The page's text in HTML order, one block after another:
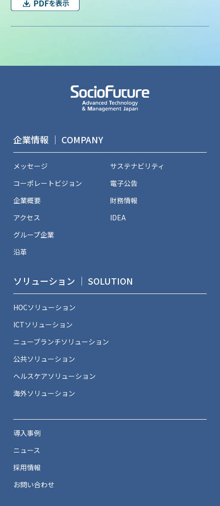
企業情報 ｜ COMPANY
メッセージ
コーポレートビジョン
企業概要
アクセス
グループ企業
沿革
サステナビリティ
電子公告
財務情報
IDEA
ソリューション ｜ SOLUTION
HOCソリューション
ICTソリューション
ニューブランチソリューション
公共ソリューション
ヘルスケアソリューション
海外ソリューション
導入事例
ニュース
採用情報
お問い合わせ